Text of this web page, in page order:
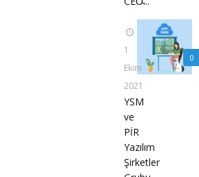
0
1
Ekim
2021
YSM
ve
PİR
Yazılım
Şirketler